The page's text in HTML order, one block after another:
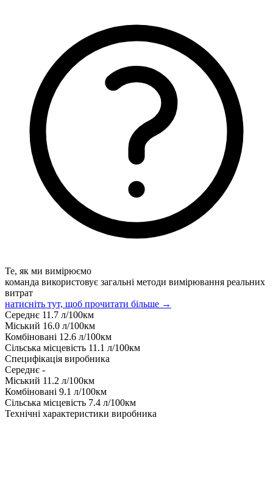
Те, як ми вимірюємо
команда використовує загальні методи вимірювання реальних
витрат
натисніть тут, щоб прочитати більше →
Середнє 11.7 л/100км
Міський 16.0 л/100км
Комбіновані 12.6 л/100км
Сільська місцевість 11.1 л/100км
Специфікація виробника
Середнє -
Міський 11.2 л/100км
Комбіновані 9.1 л/100км
Сільська місцевість 7.4 л/100км
Технічні характеристики виробника